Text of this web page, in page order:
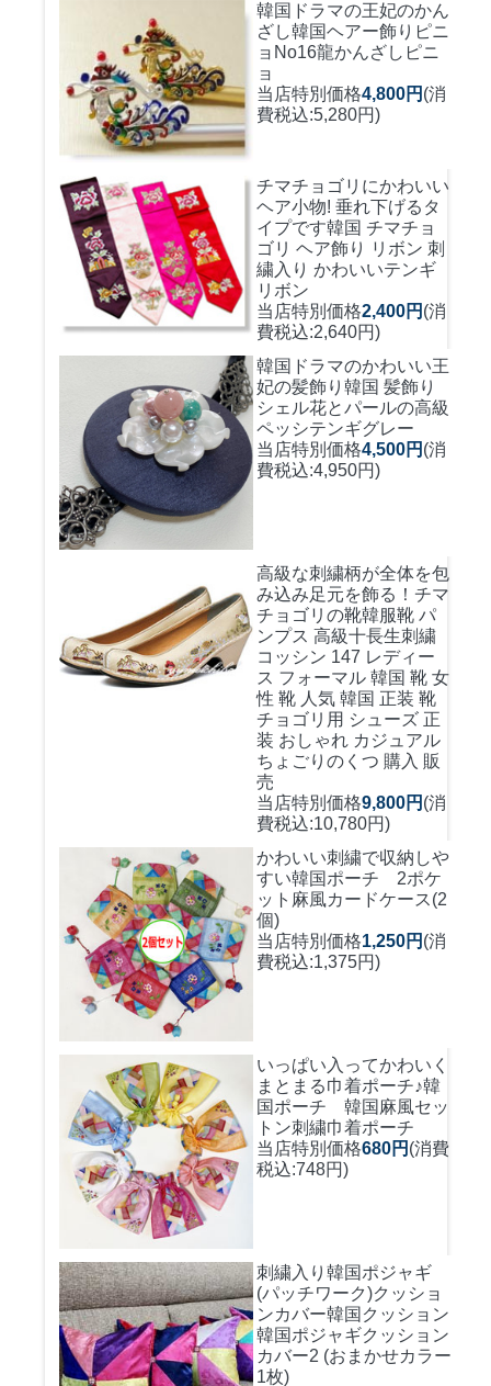
韓国ドラマの王妃のかん
ざし韓国ヘアー飾りピニ
ョNo16龍かんざしピニ
ョ
当店特別価格4,800円 (消
費税込:5,280円)
チマチョゴリにかわいい
ヘア小物! 垂れ下げるタ
イプです韓国 チマチョ
ゴリ ヘア飾り リボン 刺
繍入り かわいいテンギ
リボン
当店特別価格2,400円 (消
費税込:2,640円)
韓国ドラマのかわいい王
妃の髪飾り 韓国 髪飾り
シェル花とパールの高級
ペッシテンギグレー
当店特別価格4,500円 (消
費税込:4,950円)
高級な刺繍柄が全体を包
み込み足元を飾る！ チマ
チョゴリの靴韓服靴 パ
ンプス 高級十長生刺繍
コッシン 147 レディー
ス フォーマル 韓国 靴 女
性 靴 人気 韓国 正装 靴
チョゴリ用 シューズ 正
装 おしゃれ カジュアル
ちょごりのくつ 購入 販
売
当店特別価格9,800円 (消
費税込:10,780円)
かわいい刺繍で収納しや
すい韓国ポーチ 2ポケ
ット麻風カードケース(2
個)
当店特別価格1,250円 (消
費税込:1,375円)
いっぱい入ってかわいく
まとまる巾着ポーチ♪韓
国ポーチ 韓国麻風セッ
トン刺繍巾着ポーチ
当店特別価格680円 (消費
税込:748円)
刺繍入り韓国ポジャギ
(パッチワーク)クッショ
ンカバー韓国クッション
韓国ポジャギクッション
カバー2 (おまかせカラー
1枚)